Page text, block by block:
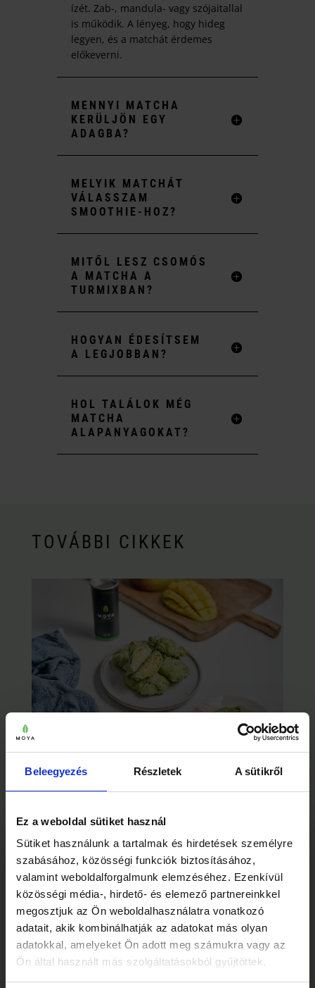
Beleegyezés Részletek A sütikről
Ez a weboldal sütiket használ
Sütiket használunk a tartalmak és hirdetések személyre
szabásához, közösségi funkciók biztosításához,
valamint weboldalforgalmunk elemzéséhez. Ezenkívül
közösségi média-, hirdető- és elemező partnereinkkel
megosztjuk az Ön weboldalhasználatra vonatkozó
adatait, akik kombinálhatják az adatokat más olyan
adatokkal, amelyeket Ön adott meg számukra vagy az
Ön által használt más szolgáltatásokból gyűjtöttek.
ízét. Zab-, mandula- vagy szójaitallal
is működik. A lényeg, hogy hideg
legyen, és a matchát érdemes
előkeverni.
MENNYI MATCHA
KERÜLJÖN EGY
ADAGBA?
MELYIK MATCHÁT
VÁLASSZAM
SMOOTHIE-HOZ?
MITŐL LESZ CSOMÓS
A MATCHA A
TURMIXBAN?
HOGYAN ÉDESÍTSEM
A LEGJOBBAN?
HOL TALÁLOK MÉG
MATCHA
ALAPANYAGOKAT?
TOVÁBBI CIKKEK
MANGÓFALATOK MATCHA
CSOKOLÁDÉBAN: HŰSÍTŐ NYÁRI
matchás fehércsoki-bevonatban — sütés
×
Mielőtt elmész… 🍵
Feliratkozásért azonnal küldjük ajándékba a3